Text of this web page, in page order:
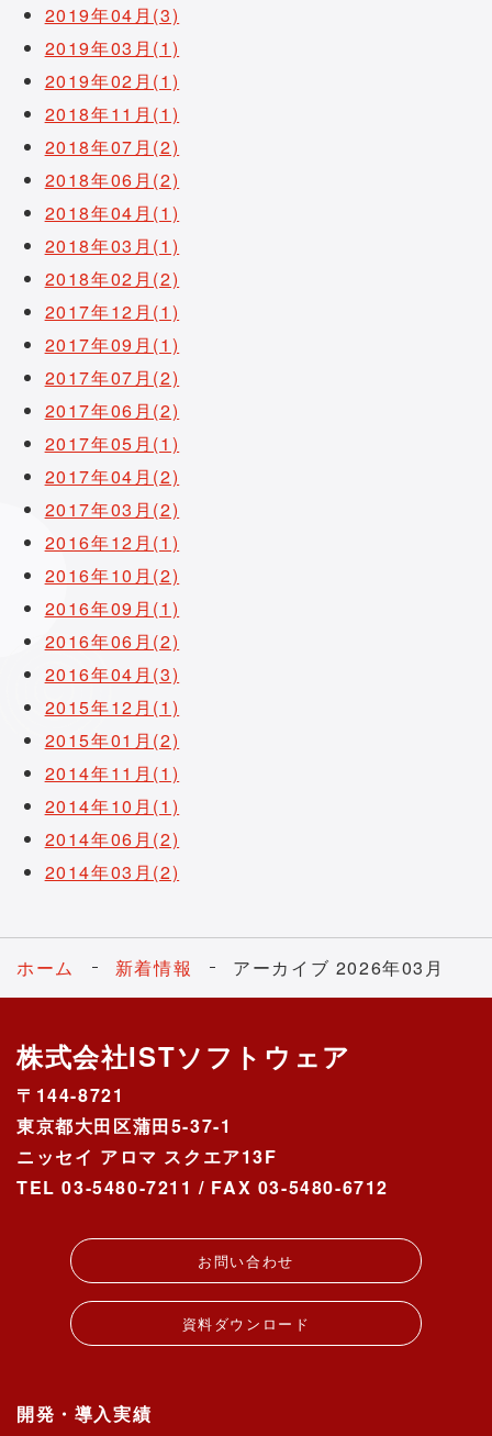
2019年04月(3)
2019年03月(1)
2019年02月(1)
2018年11月(1)
2018年07月(2)
2018年06月(2)
2018年04月(1)
2018年03月(1)
2018年02月(2)
2017年12月(1)
2017年09月(1)
2017年07月(2)
2017年06月(2)
2017年05月(1)
2017年04月(2)
2017年03月(2)
2016年12月(1)
2016年10月(2)
2016年09月(1)
2016年06月(2)
2016年04月(3)
2015年12月(1)
2015年01月(2)
2014年11月(1)
2014年10月(1)
2014年06月(2)
2014年03月(2)
ホーム 新着情報 アーカイブ 2026年03月
株式会社ISTソフトウェア
〒144-8721
東京都大田区蒲田5-37-1
ニッセイ アロマ スクエア13F
TEL 03-5480-7211 / FAX 03-5480-6712
お問い合わせ
資料ダウンロード
開発・導入実績